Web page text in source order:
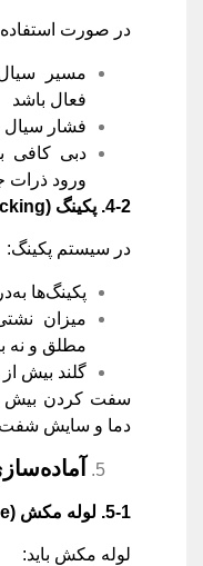
در صورت
فعال باشد
فشار
دبی کافی
ورود ذرات
4-2. پکینگ (Packing)
در سیستم پکینگ:
پکینگ‌ها
میزان
مطلق و نه
گلند بیش
سفت کردن بیش
دما و سایش شفت
5-1. لوله مکش (Suction Line)
لوله مکش باید: